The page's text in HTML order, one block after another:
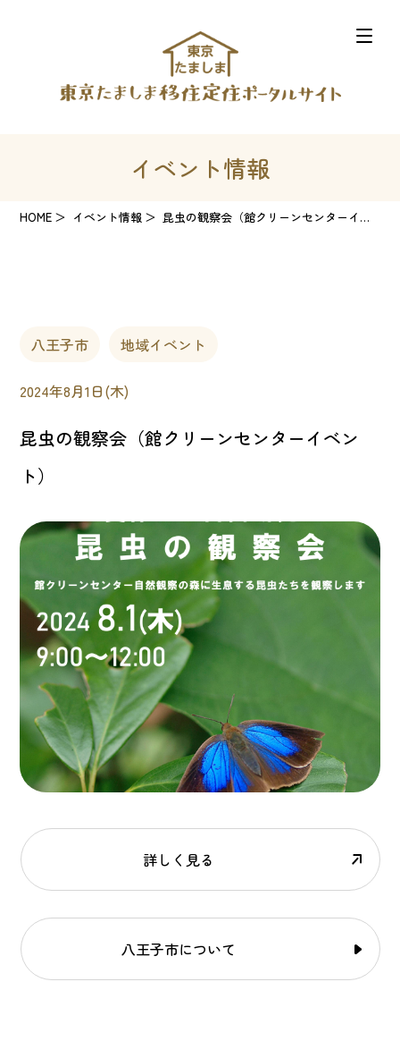
イベント情報
HOME イベント情報 昆虫の観察会（館クリーンセンターイベント）
八王子市 地域イベント
2024年8月1日(木)
昆虫の観察会（館クリーンセンターイベン
ト）
詳しく見る
八王子市について